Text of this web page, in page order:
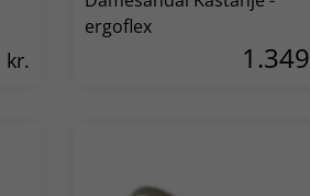
kr.
ergoflex
1.349